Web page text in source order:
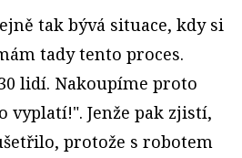
tak bývá situace, kdy si
tady tento proces.
lidí. Nakoupíme proto
vyplatí!". Jenže pak zjistí,
protože s robotem